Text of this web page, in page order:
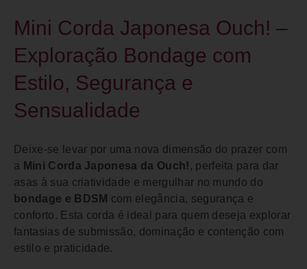
Mini Corda Japonesa Ouch! –
Exploração Bondage com
Estilo, Segurança e
Sensualidade
Deixe-se levar por uma nova dimensão do prazer com
a Mini Corda Japonesa da Ouch! , perfeita para dar
asas à sua criatividade e mergulhar no mundo do
bondage e BDSM com elegância, segurança e
conforto. Esta corda é ideal para quem deseja explorar
fantasias de submissão, dominação e contenção com
estilo e praticidade.